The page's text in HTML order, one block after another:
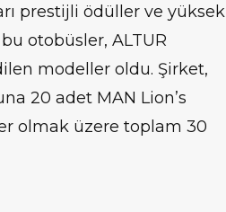
prestijli ödüller ve yüksek
otobüsler, ALTUR
modeller oldu. Şirket,
20 adet MAN Lion’s
olmak üzere toplam 30